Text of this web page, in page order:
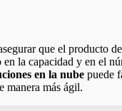
que el producto
la capacidad y en el
en la nube puede
manera más ágil.